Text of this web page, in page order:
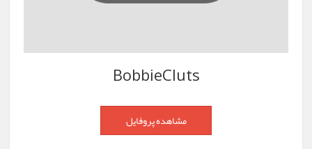
BobbieCluts
مشاهده پروفایل